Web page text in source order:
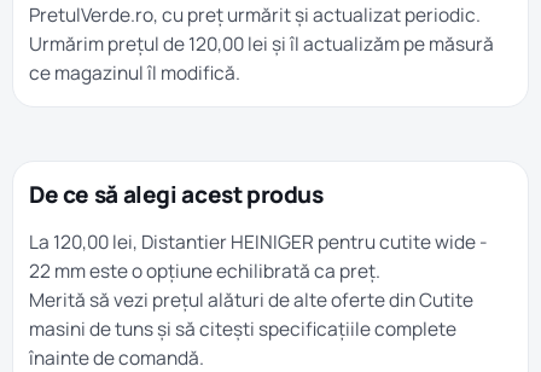
PretulVerde.ro, cu preț urmărit și actualizat periodic.
Urmărim prețul de 120,00 lei și îl actualizăm pe măsură
ce magazinul îl modifică.
De ce să alegi acest produs
La 120,00 lei, Distantier HEINIGER pentru cutite wide -
22 mm este o opțiune echilibrată ca preț.
Merită să vezi prețul alături de alte oferte dinCutite
masini de tunsși să citești specificațiile complete
înainte de comandă.